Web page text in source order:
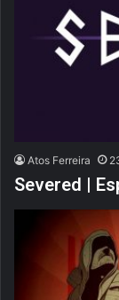
Atos Ferreira
Severed |